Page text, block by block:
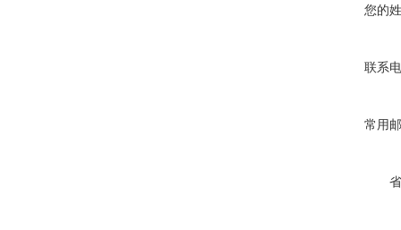
您的
联系
常用